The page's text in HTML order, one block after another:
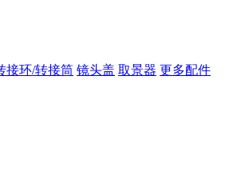
接环/转接筒 镜头盖 取景器 更多配件